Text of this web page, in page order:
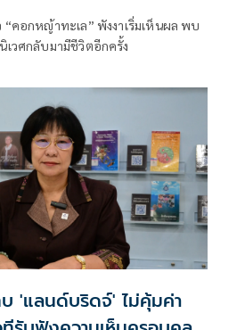
คอกหญ้าทะเล” พังงาเริ่มเห็นผล พบ
วศกลับมามีชีวิตอีกครั้ง
'แลนด์บริดจ์' ไม่คุ้มค่า